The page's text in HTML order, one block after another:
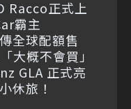
Racco正式上
霸主
全球配額售
概不會買」
GLA 正式亮
休旅！